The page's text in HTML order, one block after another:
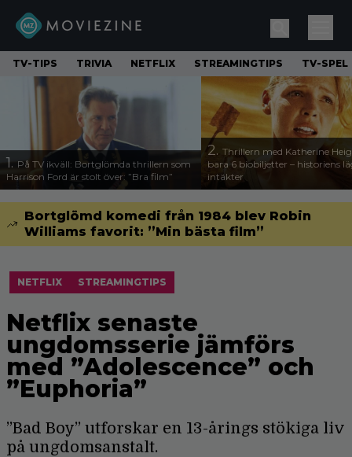
TV-TIPS TRIVIA NETFLIX STREAMINGTIPS TV-SPEL
1. På TV ikväll: Bortglömda thrillern som
Harrison Ford är stolt över: ”Bra film”
2. Thrillern med Katherine
bara 6 biobiljetter – historiens
intäkter
Bortglömd komedi från 1984 blev Robin
Williams favorit: ”Min bästa film”
NETFLIX STREAMINGTIPS
Netflix senaste
ungdomsserie jämförs
med ”Adolescence” och
”Euphoria”
”Bad Boy” utforskar en 13-årings stökiga liv
på ungdomsanstalt.